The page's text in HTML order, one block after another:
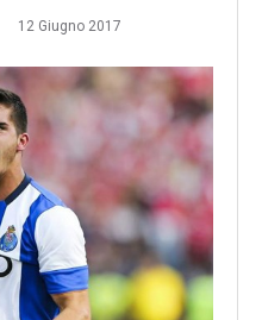
12 Giugno 2017